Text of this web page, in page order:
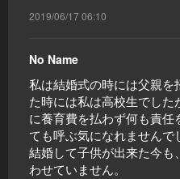
2019/06/17 06:10
No Name
私は結婚式の時には父親を
た時には私は高校生でし
に養育費を払わず何も責
ても呼ぶ気になれませんで
結婚して子供が出来た今
わせていません。